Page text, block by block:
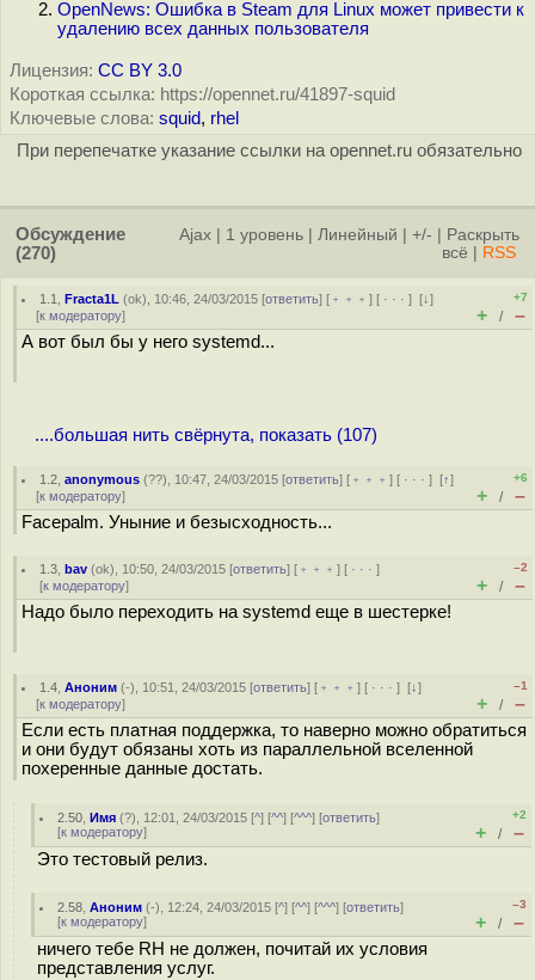
OpenNews: Ошибка в Steam для Linux может привести к
удалению всех данных пользователя
Лицензия: CC BY 3.0
Короткая ссылка: https://opennet.ru/41897-squid
Ключевые слова: squid, rhel
При перепечатке указание ссылки на opennet.ru обязательно
Обсуждение
(270)
Ajax 1 уровень Линейный +/-
Раскрыть
всё
RSS
1.1 ,Fracta1L (ok), 10:46, 24/03/2015 [ответить] [ ﹢﹢﹢] [ · · ·][↓]
[к модератору]
+7
+ / –
А вот был бы у него systemd...
....большая нить свёрнута, показать (107)
1.2 ,anonymous (??), 10:47, 24/03/2015 [ответить] [ ﹢﹢﹢] [ · · ·][↑]
[к модератору]
+6
+ / –
Facepalm. Уныние и безысходность...
1.3 ,bav (ok), 10:50, 24/03/2015 [ответить] [ ﹢﹢﹢] [ · · ·]
[к модератору]
–2
+ / –
Надо было переходить на systemd еще в шестерке!
1.4 ,Аноним (-), 10:51, 24/03/2015 [ответить] [ ﹢﹢﹢] [ · · ·][↓]
[к модератору]
–1
+ / –
Если есть платная поддержка, то наверно можно обратиться
и они будут обязаны хоть из параллельной вселенной
похеренные данные достать.
2.50 ,Имя (?), 12:01, 24/03/2015 [^] [^^] [^^^] [ответить]
[к модератору]
+2
+ / –
Это тестовый релиз.
2.58 ,Аноним (-), 12:24, 24/03/2015 [^] [^^] [^^^] [ответить]
[к модератору]
–3
+ / –
ничего тебе RH не должен, почитай их условия
представления услуг.